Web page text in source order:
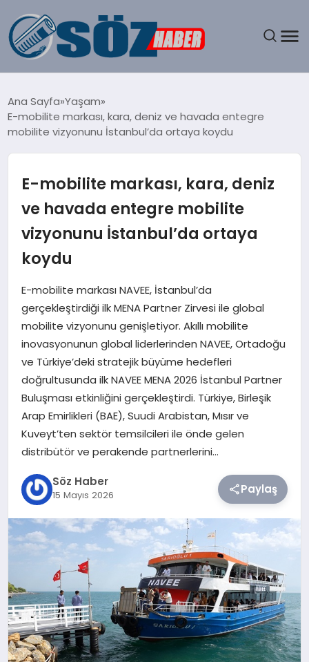
SPOR
EĞITIM
SAĞLIK
DÜNYA
TEKNOLOJI
SIYASET
YAŞAM
Ana Sayfa Yaşam
E-mobilite markası, kara, deniz ve havada entegre
mobilite vizyonunu İstanbul’da ortaya koydu
E-mobilite markası, kara, deniz
ve havada entegre mobilite
vizyonunu İstanbul’da ortaya
koydu
E-mobilite markası NAVEE, İstanbul’da
gerçekleştirdiği ilk MENA Partner Zirvesi ile global
mobilite vizyonunu genişletiyor. Akıllı mobilite
inovasyonunun global liderlerinden NAVEE, Ortadoğu
ve Türkiye’deki stratejik büyüme hedefleri
doğrultusunda ilk NAVEE MENA 2026 İstanbul Partner
Buluşması etkinliğini gerçekleştirdi. Türkiye, Birleşik
Arap Emirlikleri (BAE), Suudi Arabistan, Mısır ve
Kuveyt’ten sektör temsilcileri ile önde gelen
distribütör ve perakende partnerlerini…
Söz Haber
15 Mayıs 2026 Paylaş